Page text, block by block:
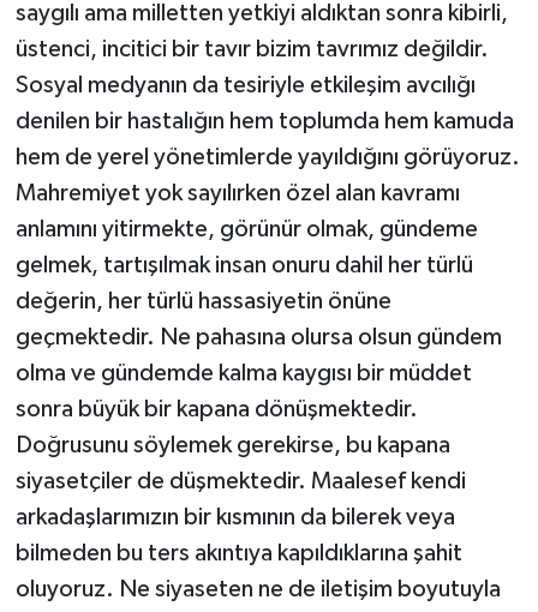
saygılı ama milletten yetkiyi aldıktan sonra kibirli,
üstenci, incitici bir tavır bizim tavrımız değildir.
Sosyal medyanın da tesiriyle etkileşim avcılığı
denilen bir hastalığın hem toplumda hem kamuda
hem de yerel yönetimlerde yayıldığını görüyoruz.
Mahremiyet yok sayılırken özel alan kavramı
anlamını yitirmekte, görünür olmak, gündeme
gelmek, tartışılmak insan onuru dahil her türlü
değerin, her türlü hassasiyetin önüne
geçmektedir. Ne pahasına olursa olsun gündem
olma ve gündemde kalma kaygısı bir müddet
sonra büyük bir kapana dönüşmektedir.
Doğrusunu söylemek gerekirse, bu kapana
siyasetçiler de düşmektedir. Maalesef kendi
arkadaşlarımızın bir kısmının da bilerek veya
bilmeden bu ters akıntıya kapıldıklarına şahit
oluyoruz. Ne siyaseten ne de iletişim boyutuyla